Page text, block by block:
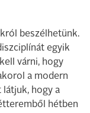
beszélhetünk.
egyik
várni, hogy
a modern
látjuk, hogy a
hétben